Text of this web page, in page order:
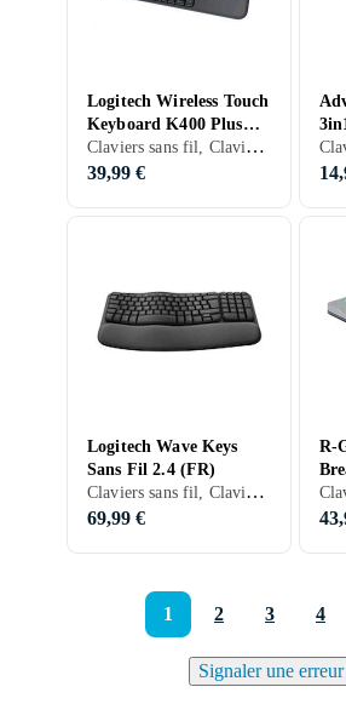
Logitech Wireless Touch
Keyboard K400 Plus
(EN)
Claviers sans fil, Claviers ergonomiques, Membran, Anglais, PC, SmartTV, Tablettes, Standard
39,99 €
Logitech Wave Keys
Sans Fil 2.4 (FR)
Claviers sans fil, Claviers ergonomiques, Membran, Ergonomiquement
69,99 €
R-
1 2 3 4
Signaler une erreur